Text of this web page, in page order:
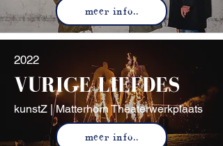
meer info..
2022
VURIGE LIEFDES
kunstZ | Matterhorn Theaterwerkplaats
meer info..